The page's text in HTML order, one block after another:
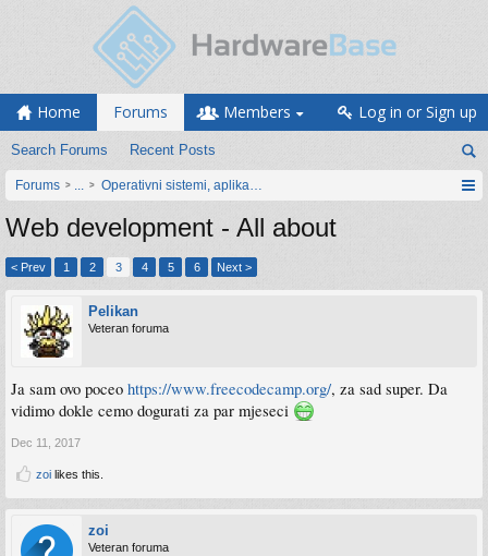
Home Forums
Search Forums Recent Posts
Members Log in or Sign up
Forums ... Operativni sistemi, aplikacije i programiranje
Web development - All about
< Prev 1 2 3 4 5 6 Next >
Pelikan
Veteran foruma
Ja sam ovo poceo https://www.freecodecamp.org/, za sad super. Da
vidimo dokle cemo dogurati za par mjeseci
Dec 11, 2017
zoi likes this.
zoi
Veteran foruma